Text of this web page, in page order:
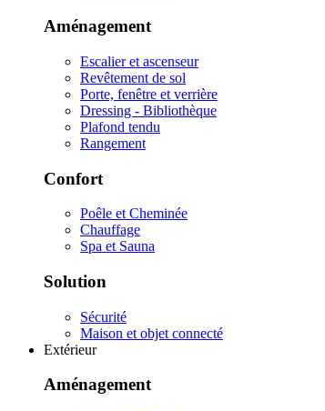
Aménagement
Escalier et ascenseur
Revêtement de sol
Porte, fenêtre et verrière
Dressing - Bibliothèque
Plafond tendu
Rangement
Confort
Poêle et Cheminée
Chauffage
Spa et Sauna
Solution
Sécurité
Maison et objet connecté
Extérieur
Aménagement